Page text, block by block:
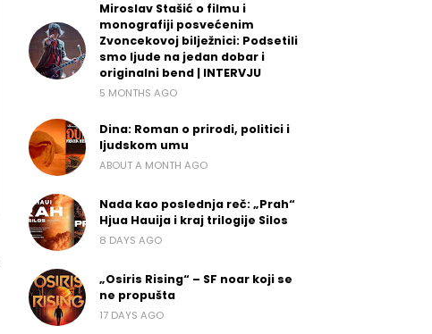
Miroslav Stašić o filmu i
monografiji posvećenim
Zvoncekovoj bilježnici: Podsetili
smo ljude na jedan dobar i
originalni bend | INTERVJU
5 MONTHS AGO
Dina: Roman o prirodi, politici i
ljudskom umu
ABOUT A MONTH AGO
Nada kao poslednja reč: „Prah“
Hjua Hauija i kraj trilogije Silos
8 DAYS AGO
„Osiris Rising“ – SF noar koji se
ne propušta
17 DAYS AGO